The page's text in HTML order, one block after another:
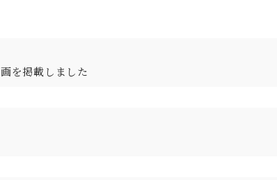
を掲載しました